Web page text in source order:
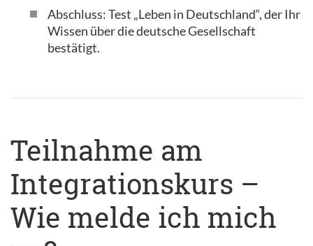
Abschluss: Test „Leben in Deutschland“, der Ihr
Wissen über die deutsche Gesellschaft
bestätigt.
Teilnahme am
Integrationskurs –
Wie melde ich mich